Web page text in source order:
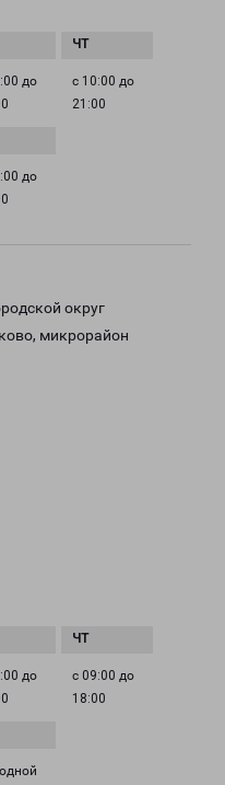
до
с 10:00 до
21:00
до
округ
микрорайон
до
с 09:00 до
18:00